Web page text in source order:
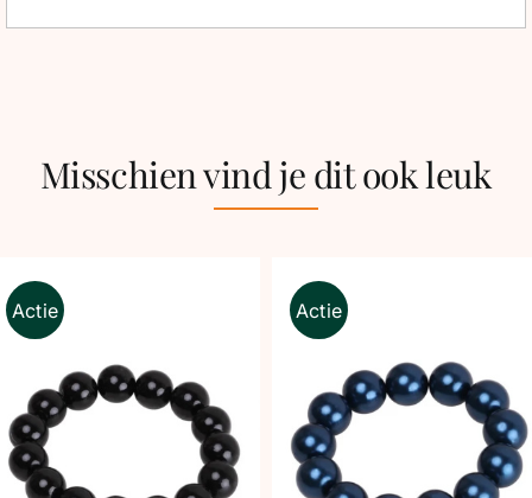
Misschien vind je dit ook leuk
Actie Actie